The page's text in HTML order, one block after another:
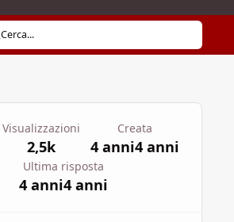
Cerca...
Visualizzazioni
2,5k
Creata
4 anni4 anni
Ultima risposta
4 anni4 anni